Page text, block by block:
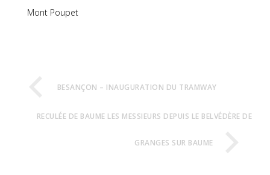
Mont Poupet
BESANÇON – INAUGURATION DU TRAMWAY
RECULÉE DE BAUME LES MESSIEURS DEPUIS LE BELVÉDÈRE DE
GRANGES SUR BAUME